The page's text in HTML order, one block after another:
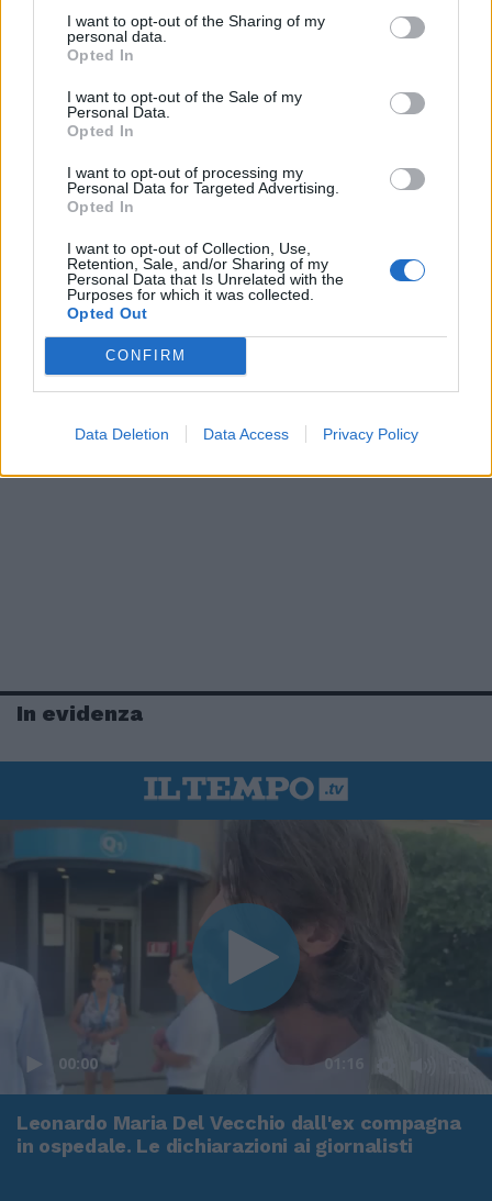
I want to opt-out of the Sharing of my
personal data.
Opted In
I want to opt-out of the Sale of my
Personal Data.
Opted In
I want to opt-out of processing my
Personal Data for Targeted Advertising.
Opted In
I want to opt-out of Collection, Use,
Retention, Sale, and/or Sharing of my
Personal Data that Is Unrelated with the
Purposes for which it was collected.
Opted Out
CONFIRM
Data Deletion Data Access Privacy Policy
"Tutto nuovo": il promo del
Grande Fratello svela la virata
In evidenza
00:00 01:16
Leonardo Maria Del Vecchio dall'ex compagna
in ospedale. Le dichiarazioni ai giornalisti